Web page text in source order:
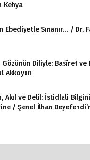
Kehya
Ebediyetle Sınanır… / Dr.
Gözünün Diliyle: Basîret ve
Akkoyun
Akıl ve Delil: İstidlali
/ Şenel İlhan